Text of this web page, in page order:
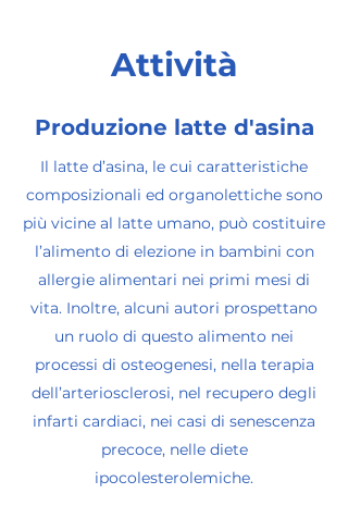
Attività
Produzione latte d'asina
Il latte d’asina, le cui caratteristiche
composizionali ed organolettiche sono
più vicine al latte umano, può costituire
l’alimento di elezione in bambini con
allergie alimentari nei primi mesi di
vita. Inoltre, alcuni autori prospettano
un ruolo di questo alimento nei
processi di osteogenesi, nella terapia
dell’arteriosclerosi, nel recupero degli
infarti cardiaci, nei casi di senescenza
precoce, nelle diete
ipocolesterolemiche.